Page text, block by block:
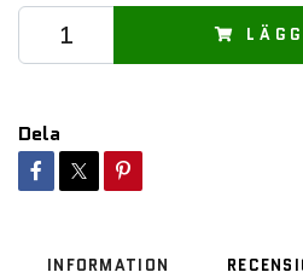
Dela
INFORMATION